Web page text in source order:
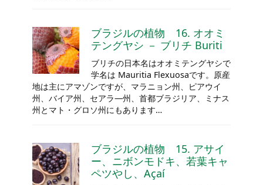
ブラジルの植物 16. オオミ
テングヤシ － ブリチ Buriti
ブリチの日本名はオオミテングヤシで
学名は Mauritia Flexuosaです。原産
地は主にアマゾンですが、マラニョン州、ピアウイ
州、バイア州、セアラ―州、首都ブラジリア、ミナス
州とマト・グロソ州にもあります…
ブラジルの植物 15. アサイ
ー、ニボンモドキ、若葉キャ
ペツやし、Açaí